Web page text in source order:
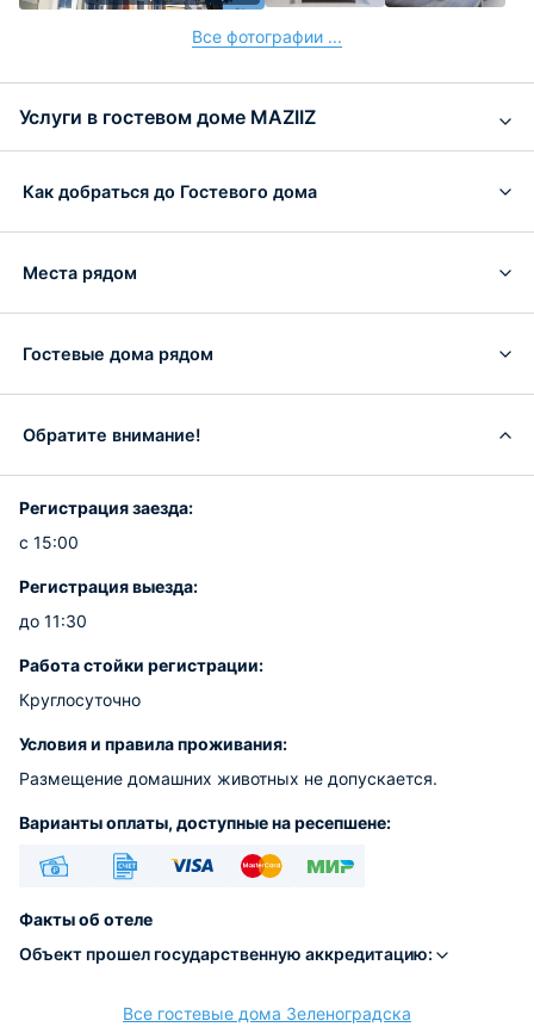
Все фотографии ...
Услуги в гостевом доме MAZIIZ
Как добраться до Гостевого дома
Места рядом
Гостевые дома рядом
Обратите внимание!
Регистрация заезда:
с 15:00
Регистрация выезда:
до 11:30
Работа стойки регистрации:
Круглосуточно
Условия и правила проживания:
Размещение домашних животных не допускается.
Варианты оплаты, доступные на ресепшене:
расчёт
Факты об отеле
Объект прошел государственную аккредитацию:
Все гостевые дома Зеленоградска